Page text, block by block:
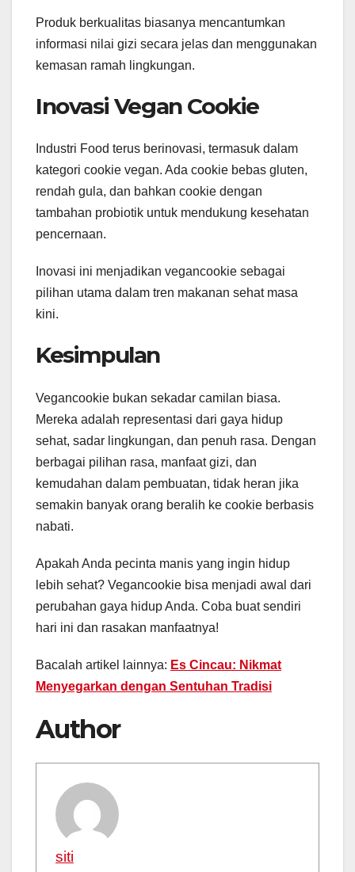
Produk berkualitas biasanya mencantumkan
informasi nilai gizi secara jelas dan menggunakan
kemasan ramah lingkungan.
Inovasi Vegan Cookie
Industri Food terus berinovasi, termasuk dalam
kategori cookie vegan. Ada cookie bebas gluten,
rendah gula, dan bahkan cookie dengan
tambahan probiotik untuk mendukung kesehatan
pencernaan.
Inovasi ini menjadikan vegancookie sebagai
pilihan utama dalam tren makanan sehat masa
kini.
Kesimpulan
Vegancookie bukan sekadar camilan biasa.
Mereka adalah representasi dari gaya hidup
sehat, sadar lingkungan, dan penuh rasa. Dengan
berbagai pilihan rasa, manfaat gizi, dan
kemudahan dalam pembuatan, tidak heran jika
semakin banyak orang beralih ke cookie berbasis
nabati.
Apakah Anda pecinta manis yang ingin hidup
lebih sehat? Vegancookie bisa menjadi awal dari
perubahan gaya hidup Anda. Coba buat sendiri
hari ini dan rasakan manfaatnya!
Bacalah artikel lainnya: Es Cincau: Nikmat
Menyegarkan dengan Sentuhan Tradisi
Author
siti